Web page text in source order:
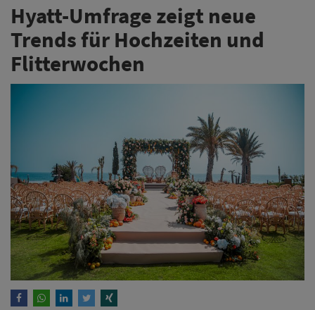
Hyatt-Umfrage zeigt neue
Trends für Hochzeiten und
Flitterwochen